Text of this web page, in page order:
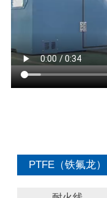
PTFE（铁氟龙）